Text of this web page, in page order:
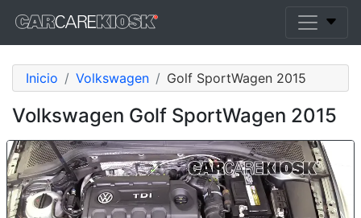
Inicio Volkswagen Golf SportWagen 2015
Volkswagen Golf SportWagen 2015